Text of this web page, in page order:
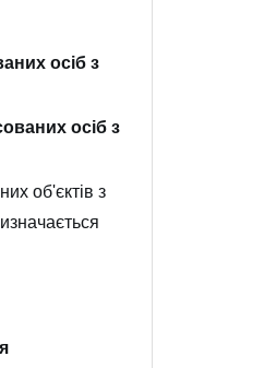
осіб з
осіб з
об'єктів з